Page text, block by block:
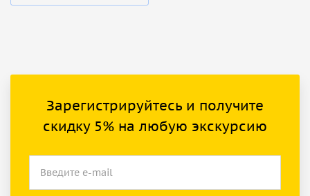
Зарегистрируйтесь и получите
скидку 5% на любую экскурсию